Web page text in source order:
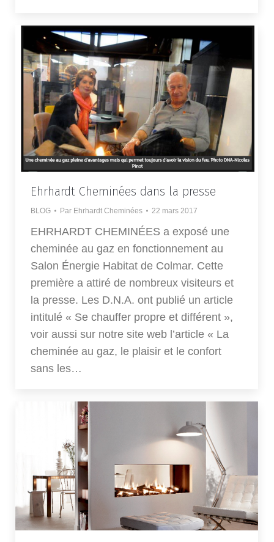
Ehrhardt Cheminées dans la presse
BLOG Par Ehrhardt Cheminées 22 mars 2017
EHRHARDT CHEMINÉES a exposé une
cheminée au gaz en fonctionnement au
Salon Énergie Habitat de Colmar. Cette
première a attiré de nombreux visiteurs et
la presse. Les D.N.A. ont publié un article
intitulé « Se chauffer propre et différent »,
voir aussi sur notre site web l’article « La
cheminée au gaz, le plaisir et le confort
sans les…